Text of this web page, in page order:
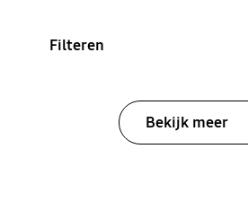
Filteren
Bekijk meer